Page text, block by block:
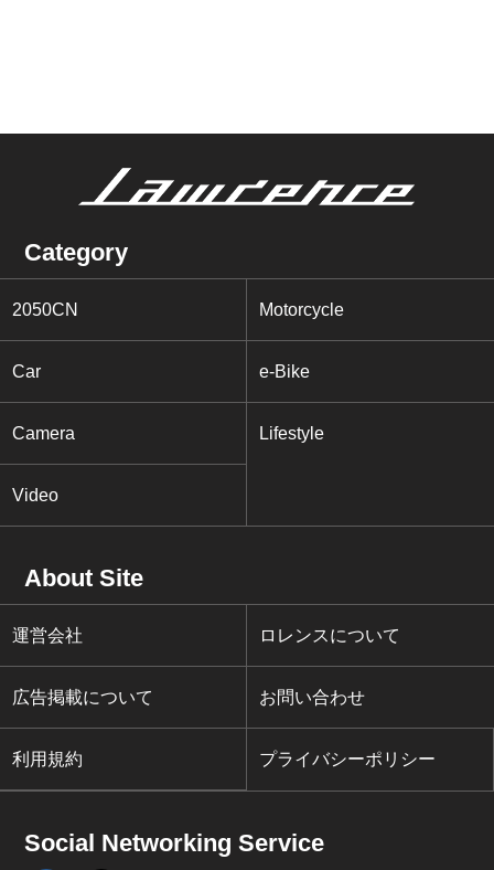
Category
2050CN Motorcycle
Car e-Bike
Camera Lifestyle
Video
About Site
運営会社 ロレンスについて
広告掲載について お問い合わせ
利用規約 プライバシーポリシー
Social Networking Service